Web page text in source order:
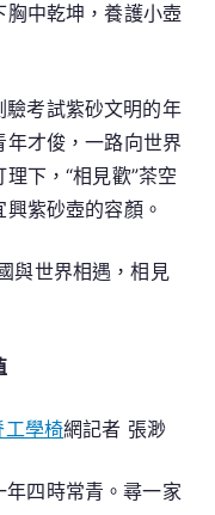
中乾坤，養護小壺
考試紫砂文明的年
才俊，一路向世界
下，“相見歡”茶空
紫砂壺的容顏。
與世界相遇，相見
工學椅網記者 張渺
四時常青。尋一家